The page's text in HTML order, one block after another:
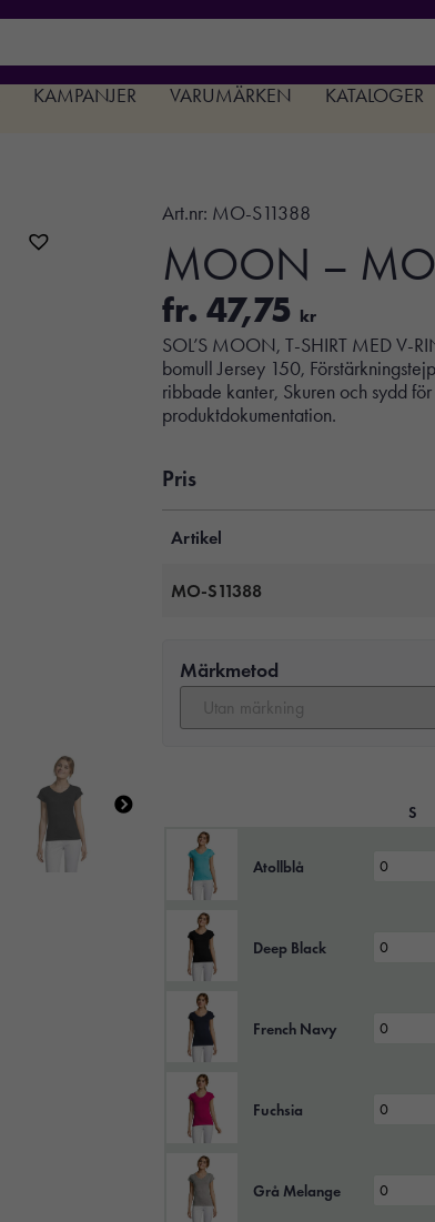
KAMPANJER VARUMÄRKEN KATALOGER
Art.nr: MO-S11388
MOON –
fr. 47,75 kr
SOL’S MOON, T-SHIRT MED V-
bomull Jersey 150,
ribbade kanter, Skuren och sydd
produktdokumentation.
Pris
Artikel
MO-S11388
Märkmetod
S
Atollblå
Deep Black
French Navy
Fuchsia
Grå Melange